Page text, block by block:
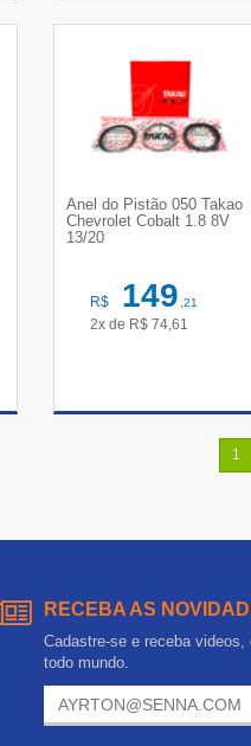
Anel do Pistão 050 Takao
Chevrolet Cobalt 1.8 8V
13/20
R$ 149,21
2x de R$ 74,61
1
RECEBA AS
Cadastre-se e receba
todo mundo.